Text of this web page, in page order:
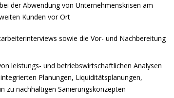
der Abwendung von Unternehmenskrisen am
Kunden vor Ort
sowie die Vor- und Nachbereitung
leistungs- und betriebswirtschaftlichen Analysen
Planungen, Liquiditätsplanungen,
zu nachhaltigen Sanierungskonzepten